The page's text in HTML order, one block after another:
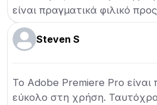
είναι πραγματικά φιλικό
Steven S
Το Adobe Premiere Pro είναι
εύκολο στη χρήση.